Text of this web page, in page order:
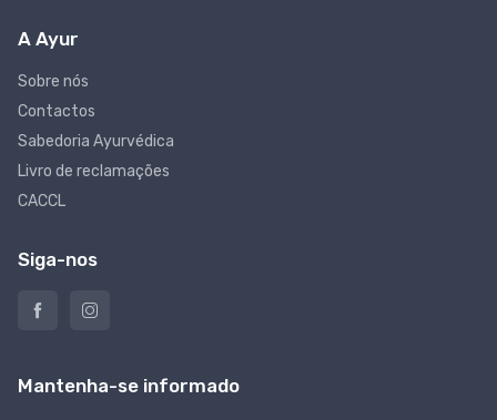
A Ayur
Sobre nós
Contactos
Sabedoria Ayurvédica
Livro de reclamações
CACCL
Siga-nos
Mantenha-se informado